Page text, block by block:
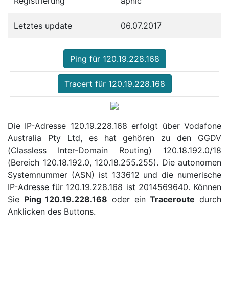
Letztes update 06.07.2017
Ping für 120.19.228.168
Tracert für 120.19.228.168
Die IP-Adresse 120.19.228.168 erfolgt über Vodafone
Australia Pty Ltd, es hat gehören zu den GGDV
(Classless Inter-Domain Routing) 120.18.192.0/18
(Bereich 120.18.192.0, 120.18.255.255). Die autonomen
Systemnummer (ASN) ist 133612 und die numerische
IP-Adresse für 120.19.228.168 ist 2014569640. Können
Sie Ping 120.19.228.168 oder einTraceroute durch
Anklicken des Buttons.